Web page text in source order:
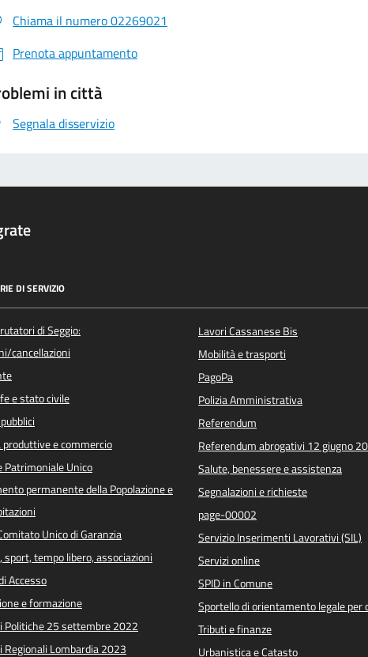
Chiama il numero 02269021
Prenota appuntamento
in città
Segnala disservizio
DI SERVIZIO
di Seggio:
cancellazioni
e stato civile
e commercio
Patrimoniale Unico
permanente della Popolazione e
Unico di Garanzia
sport, tempo libero, associazioni
Accesso
e formazione
Politiche 25 settembre 2022
Regionali Lombardia 2023
Lavori Cassanese Bis
Mobilità e trasporti
PagoPa
Polizia Amministrativa
Referendum
Referendum abrogativi 12 giugno
Salute, benessere e assistenza
Segnalazioni e richieste
page-00002
Servizio Inserimenti Lavorativi (SIL)
Servizi online
SPID in Comune
Sportello di orientamento legale per
Tributi e finanze
Urbanistica e Catasto